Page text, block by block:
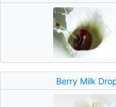
Berry Milk